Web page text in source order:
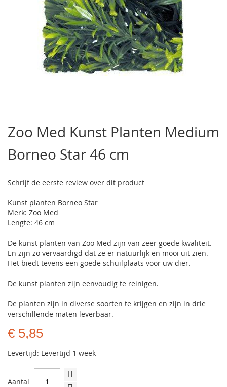
het
begin
van
de
gallerij
Zoo Med Kunst Planten Medium
Borneo Star 46 cm
Schrijf de eerste review over dit product
Kunst planten Borneo Star
Merk: Zoo Med
Lengte: 46 cm
De kunst planten van Zoo Med zijn van zeer goede kwaliteit.
En zijn zo vervaardigd dat ze er natuurlijk en mooi uit zien.
Het biedt tevens een goede schuilplaats voor uw dier.
De kunst planten zijn eenvoudig te reinigen.
De planten zijn in diverse soorten te krijgen en zijn in drie
verschillende maten leverbaar.
€ 5,85
Levertijd: Levertijd 1 week
Aantal